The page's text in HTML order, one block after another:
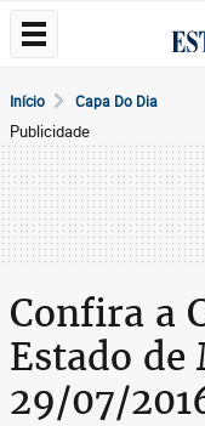
Início Capa Do Dia
Publicidade
Confira a
Estado de
29/07/